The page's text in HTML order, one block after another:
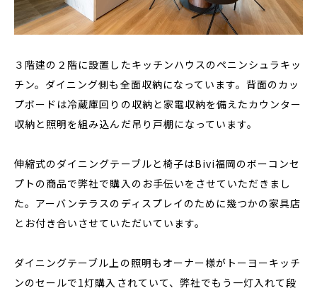
３階建の２階に設置したキッチンハウスのペニンシュラキッ
チン。ダイニング側も全面収納になっています。背面のカッ
プボードは冷蔵庫回りの収納と家電収納を備えたカウンター
収納と照明を組み込んだ吊り戸棚になっています。
伸縮式のダイニングテーブルと椅子はBivi福岡のボーコンセ
プトの商品で弊社で購入のお手伝いをさせていただきまし
た。アーバンテラスのディスプレイのために幾つかの家具店
とお付き合いさせていただいています。
ダイニングテーブル上の照明もオーナー様がトーヨーキッチ
ンのセールで1灯購入されていて、弊社でもう一灯入れて段